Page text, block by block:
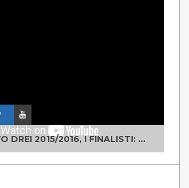
UNO TWO DREI 2015/2016, I FINALISTI: CLASSE IV ALS ISTITUTO "DEGASPERI" BORGO VALSUGANA